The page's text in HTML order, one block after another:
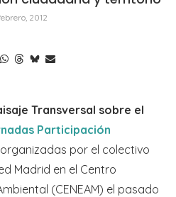
2012
Transversal sobre el
Participación
, organizadas por el colectivo
Madrid en el Centro
(CENEAM) el pasado